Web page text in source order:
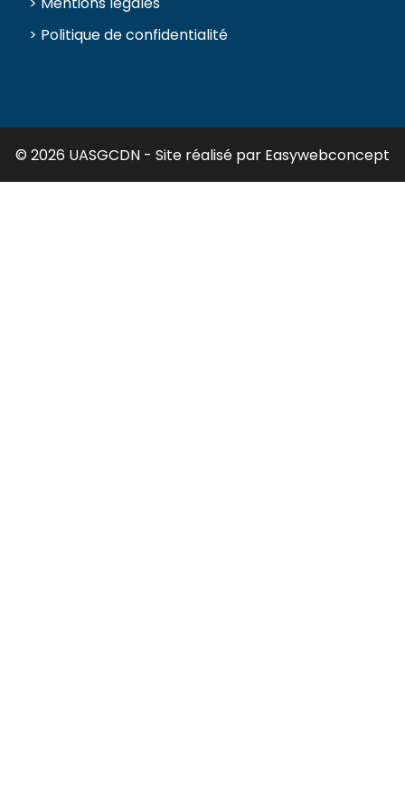
> Politique de confidentialité
© 2026 UASGCDN - Site réalisé par Easywebconcept